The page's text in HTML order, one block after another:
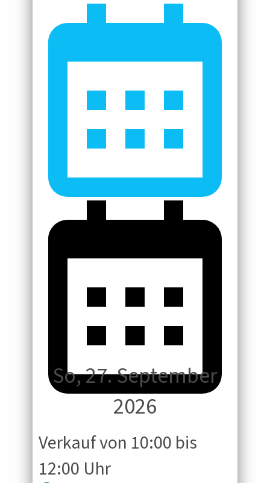
So, 27. September
2026
Verkauf von 10:00 bis
12:00 Uhr